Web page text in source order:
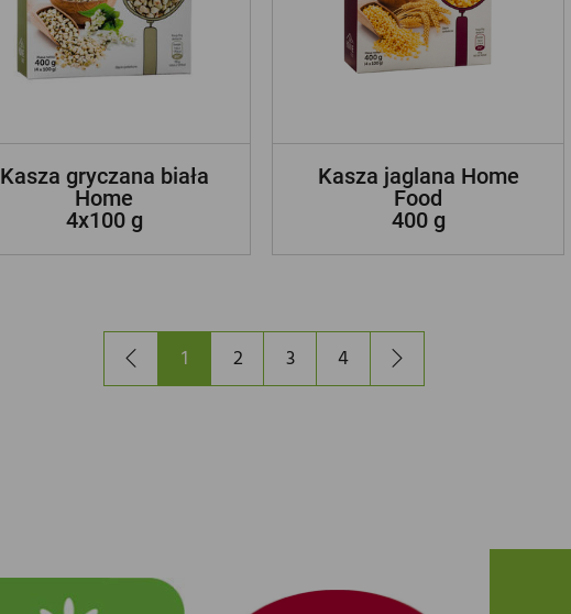
Kasza gryczana biała
Home
4x100 g
Kasza jaglana Home
Food
400 g